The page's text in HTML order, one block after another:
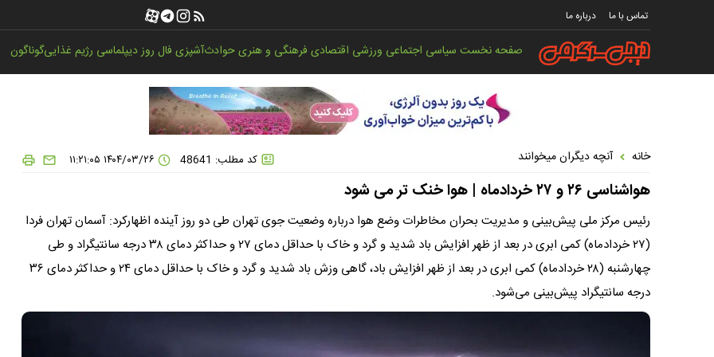
تماس با ما درباره ما
صفحه نخستسیاسی اجتماعی ورزشی اقتصادیفرهنگی و هنریحوادثآشپزیفال روزدیپلماسی رژیم غذاییگوناگون
خانه آنچه دیگران میخوانند کد مطلب: 48641
هواشناسی ۲۶ و ۲۷ خردادماه | هوا خنک تر می شود
رئیس مرکز ملی پیش‌بینی و مدیریت بحران مخاطرات وضع هوا درباره وضعیت جوی تهران طی دو روز آینده اظهارکرد: آسمان تهران فردا
(۲۷ خردادماه) کمی ابری در بعد از ظهر افزایش باد شدید و گرد و خاک با حداقل دمای ۲۷ و حداکثر دمای ۳۸ درجه سانتیگراد و طی
چهارشنبه (۲۸ خردادماه) کمی ابری در بعد از ظهر افزایش باد، گاهی وزش باد شدید و گرد و خاک با حداقل دمای ۲۴ و حداکثر دمای ۳۶
درجه سانتیگراد پیش‌بینی می‌شود.